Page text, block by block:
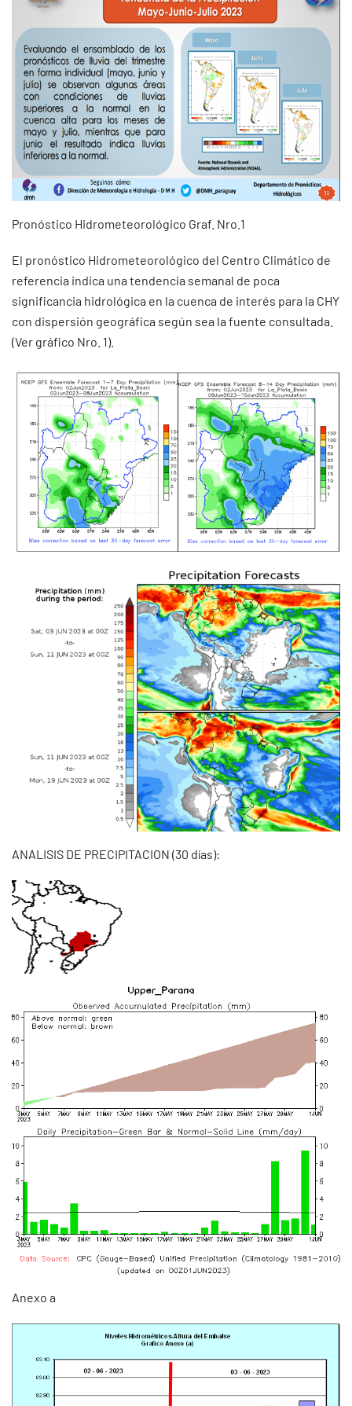
Pronóstico Hidrometeorológico Graf. Nro.1
El pronóstico Hidrometeorológico del Centro Climático de
referencia indica una tendencia semanal de poca
significancia hidrológica en la cuenca de interés para la CHY
con dispersión geográfica según sea la fuente consultada.
(Ver gráfico Nro. 1).
ANALISIS DE PRECIPITACION (30 días):
Anexo a